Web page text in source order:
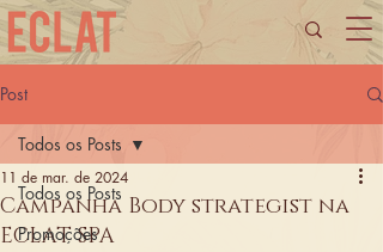
Post
Todos os Posts
Promoções
Todos os Posts
Campanha Body strategist na
ECLAT SPA
11 de mar. de 2024